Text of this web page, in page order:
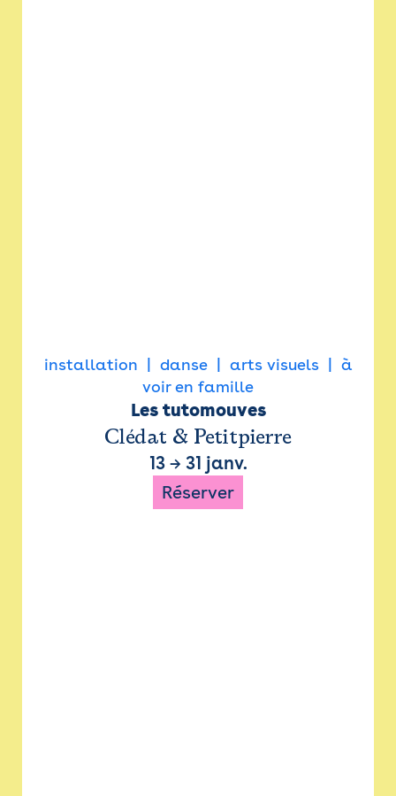
installation danse arts visuels
à
voir en famille
Les tutomouves
Clédat & Petitpierre
13→ 31 janv.
Réserver